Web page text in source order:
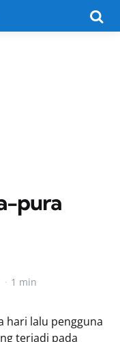
pura
1 min
hari lalu pengguna
terjadi pada